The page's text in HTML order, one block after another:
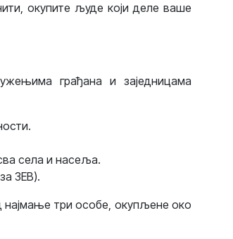
окупите људе који деле ваше
грађана и заједницама
села и насеља.
ЗЕВ).
најмање три особе, окупљене око